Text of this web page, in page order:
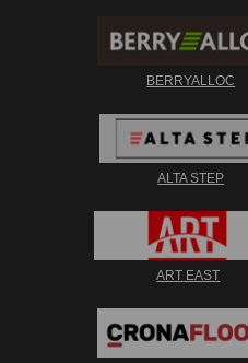
BERRYALLOC
ALTA STEP
ART EAST